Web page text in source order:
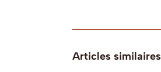
Articles similaires